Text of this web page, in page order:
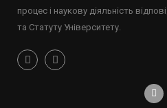
процес і наукову діяльність
та Статуту Університету.